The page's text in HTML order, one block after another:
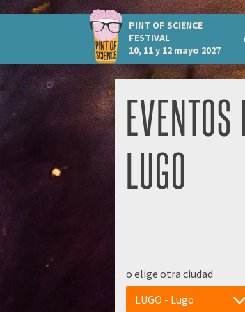
PINT OF SCIENCE
FESTIVAL
10, 11 y 12 mayo 2027
LUGO
o elige otra ciudad
LUGO - Lugo